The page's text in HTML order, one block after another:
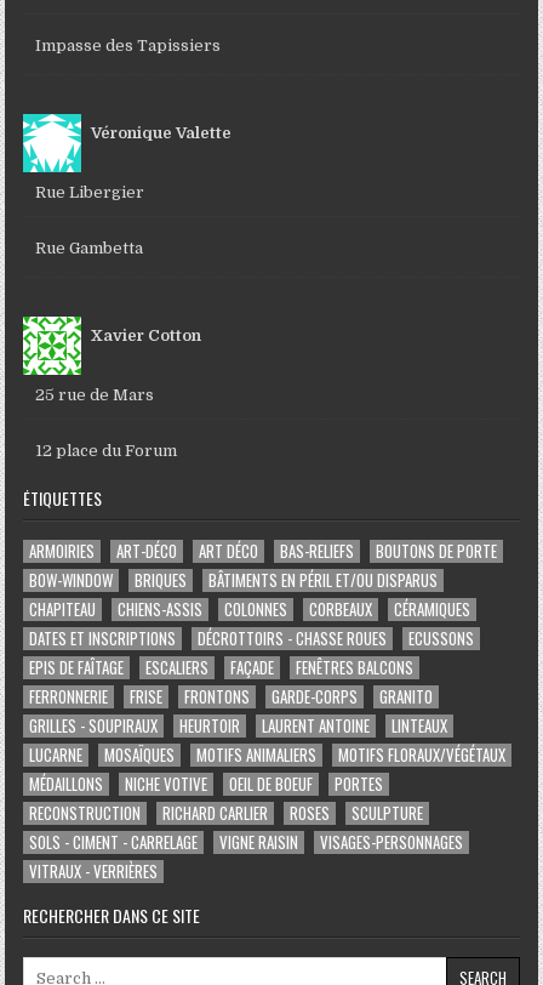
Impasse des Tapissiers
Véronique Valette
Rue Libergier
Rue Gambetta
Xavier Cotton
25 rue de Mars
12 place du Forum
ÉTIQUETTES
ARMOIRIES ART-DÉCO ART DÉCO BAS-RELIEFS
BOUTONS DE PORTE
BOW-WINDOW
BRIQUES
BÂTIMENTS EN PÉRIL ET/OU DISPARUS
CHAPITEAU
CHIENS-ASSIS COLONNES CORBEAUX
CÉRAMIQUES
DATES ET INSCRIPTIONS
DÉCROTTOIRS - CHASSE ROUES
ECUSSONS
EPIS DE FAÎTAGE
ESCALIERS FAÇADE
FENÊTRES BALCONS
FERRONNERIE
FRISE FRONTONS GARDE-CORPS
GRANITO
GRILLES - SOUPIRAUX
HEURTOIR LAURENT ANTOINE
LINTEAUX
LUCARNE
MOSAÏQUES MOTIFS ANIMALIERS
MOTIFS FLORAUX/VÉGÉTAUX
MÉDAILLONS
NICHE VOTIVE OEIL DE BOEUF
PORTES
RECONSTRUCTION
RICHARD CARLIER ROSES
SCULPTURE
SOLS - CIMENT - CARRELAGE
VIGNE RAISIN
VISAGES-PERSONNAGES
VITRAUX - VERRIÈRES
RECHERCHER DANS CE SITE